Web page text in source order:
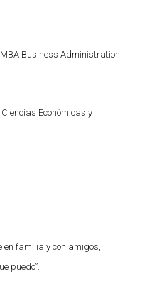
MBA Business Administration
Económicas y
familia y con amigos,
puedo”.